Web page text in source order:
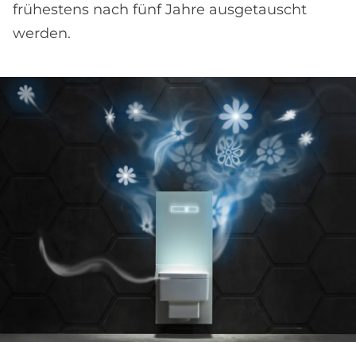
frühestens nach fünf Jahre ausgetauscht
werden.